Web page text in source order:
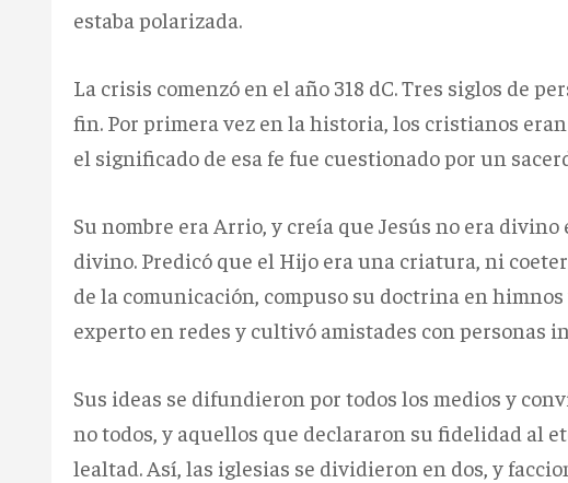
estaba polarizada.
La crisis comenzó en el año 318 dC. Tres siglos de
fin. Por primera vez en la historia, los cristianos
el significado de esa fe fue cuestionado por un
Su nombre era Arrio, y creía que Jesús no era
divino. Predicó que el Hijo era una criatura, ni
de la comunicación, compuso su doctrina en himnos
experto en redes y cultivó amistades con personas
Sus ideas se difundieron por todos los medios y
no todos, y aquellos que declararon su fidelidad al
lealtad. Así, las iglesias se dividieron en dos, y